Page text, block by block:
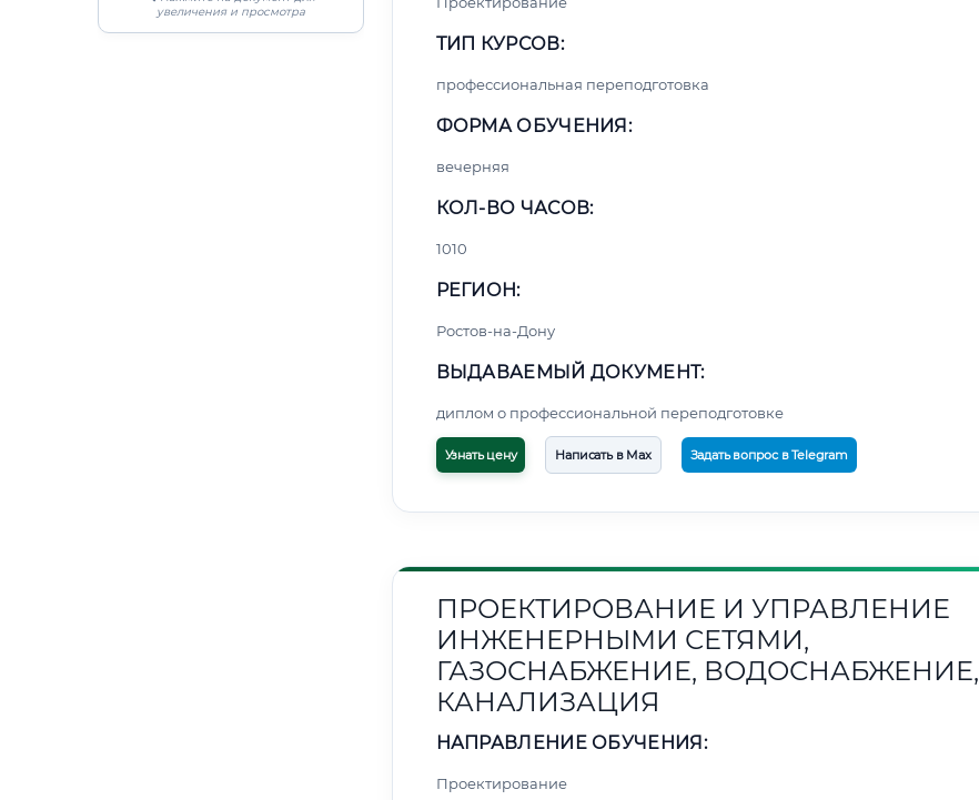
увеличения и просмотра
ТИП КУРСОВ:
профессиональная переподготовка
ФОРМА ОБУЧЕНИЯ:
вечерняя
КОЛ-ВО ЧАСОВ:
1010
РЕГИОН:
Ростов-на-Дону
ВЫДАВАЕМЫЙ ДОКУМЕНТ:
диплом о профессиональной переподготовке
Узнать цену Написать в Max Задать вопрос в Telegram
ПРОЕКТИРОВАНИЕ И УПРАВЛЕНИЕ
ИНЖЕНЕРНЫМИ СЕТЯМИ,
ГАЗОСНАБЖЕНИЕ, ВОДОСНАБЖЕНИЕ,
КАНАЛИЗАЦИЯ
НАПРАВЛЕНИЕ ОБУЧЕНИЯ:
Проектирование